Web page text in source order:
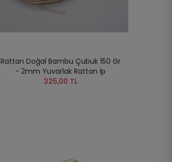
Rattan Doğal Bambu Çubuk 150 Gr
- 2mm Yuvarlak Rattan İp
325,00 TL